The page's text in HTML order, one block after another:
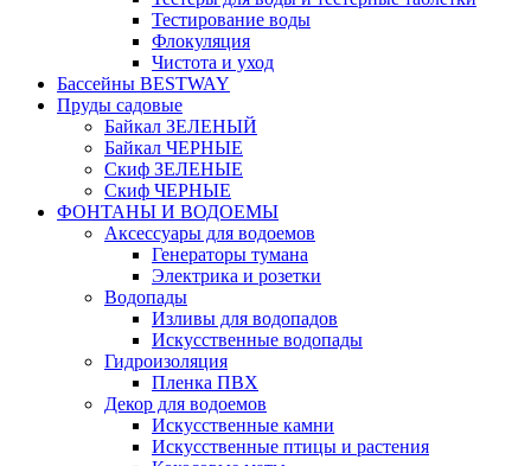
Тестирование воды
Флокуляция
Чистота и уход
Бассейны BESTWAY
Пруды садовые
Байкал ЗЕЛЕНЫЙ
Байкал ЧЕРНЫЕ
Скиф ЗЕЛЕНЫЕ
Скиф ЧЕРНЫЕ
ФОНТАНЫ И ВОДОЕМЫ
Аксессуары для водоемов
Генераторы тумана
Электрика и розетки
Водопады
Изливы для водопадов
Искусственные водопады
Гидроизоляция
Пленка ПВХ
Декор для водоемов
Искусственные камни
Искусственные птицы и растения